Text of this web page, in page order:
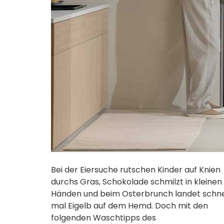
Bei der Eiersuche rutschen Kinder auf Knien
durchs Gras, Schokolade schmilzt in kleinen
Händen und beim Osterbrunch landet
mal Eigelb auf dem Hemd. Doch mit den
folgenden Waschtipps des